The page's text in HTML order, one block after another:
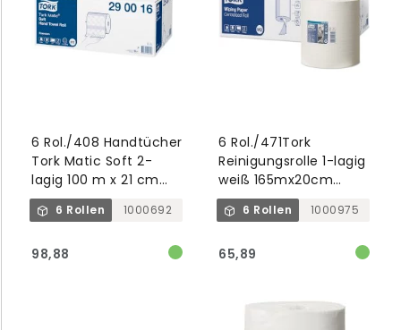
6 Rol./408 Handtücher
Tork Matic Soft 2-
lagig 100 m x 21 cm
weiß weich H1
6 Rollen 1000692
98,88
6 Rol./471Tork
Reinigungsrolle 1-lagig
weiß 165mx20cm
centerfeed M2
6 Rollen 1000975
65,89